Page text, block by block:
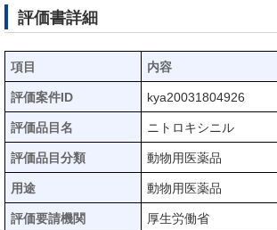
評価書詳細
項目 内容
評価案件ID kya20031804926
評価品目名 ニトロキシニル
評価品目分類 動物用医薬品
用途 動物用医薬品
評価要請機関 厚生労働省